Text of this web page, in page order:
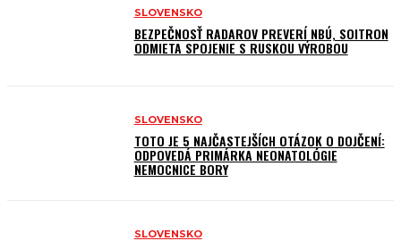
SLOVENSKO
BEZPEČNOSŤ RADAROV PREVERÍ NBÚ, SOITRON
ODMIETA SPOJENIE S RUSKOU VÝROBOU
SLOVENSKO
TOTO JE 5 NAJČASTEJŠÍCH OTÁZOK O DOJČENÍ:
ODPOVEDÁ PRIMÁRKA NEONATOLÓGIE
NEMOCNICE BORY
SLOVENSKO